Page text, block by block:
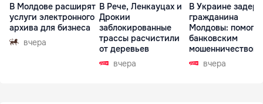
В Молдове расширят
услуги электронного
архива для бизнеса
вчера
В Рече, Ленкауцах и
Дрокии
заблокированные
трассы расчистили
от деревьев
вчера
В Украине
гражданина
Молдовы:
банковским
мошенничеством
Чехиивчера